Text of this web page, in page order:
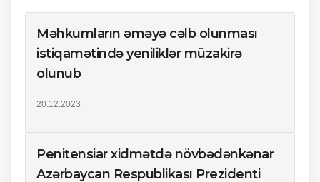
Məhkumların əməyə cəlb olunması
istiqamətində yeniliklər müzakirə
olunub
20.12.2023
Penitensiar xidmətdə növbədənkənar
Azərbaycan Respublikası Prezidenti